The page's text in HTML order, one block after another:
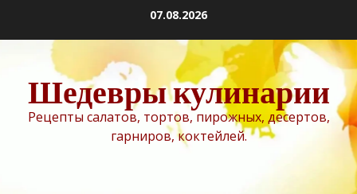
содержимому
07.08.2026
Шедевры кулинарии
Рецепты салатов, тортов, пирожных, десертов,
гарниров, коктейлей.